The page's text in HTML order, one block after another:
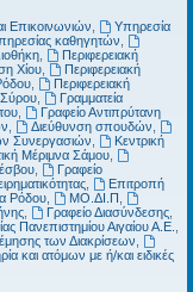
Επικοινωνιών
Υπηρεσία
καθηγητών
,
Περιφερειακή
Χίου,
Περιφερειακή
,
Περιφερειακή
Σύρου,
Γραμματεία
,
Γραφείο Αντιπρύτανη
Διεύθυνση σπουδών
Συνεργασιών
Κεντρική
Μέριμνα Σάμου,
,
Γραφείο
,
Επιτροπή
Ρόδου, ΜΟ.ΔΙ.Π
, Γραφείο Διασύνδεσης,
Πανεπιστημίου Αιγαίου Α.Ε.
των Διακρίσεων
και ατόμων με ή/και ειδικές